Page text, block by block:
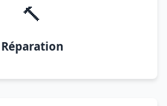
🔨
Réparation